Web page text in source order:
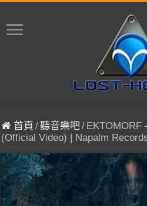
首頁 /聽音樂吧/ EKTOMORF
(Official Video) | Napalm